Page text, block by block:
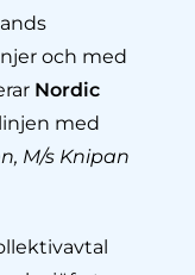
och med
Nordic
med
M/s Knipan